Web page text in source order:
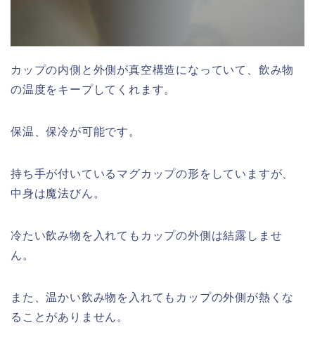
カップの内側と外側が真空構造になっていて、飲み物
の温度をキープしてくれます。
保温、保冷が可能です。
持ち手が付いているマグカップの形をしていますが、
中身は魔法びん。
冷たい飲み物を入れてもカップの外側は結露しませ
ん。
また、温かい飲み物を入れてもカップの外側が熱くな
ることがありません。